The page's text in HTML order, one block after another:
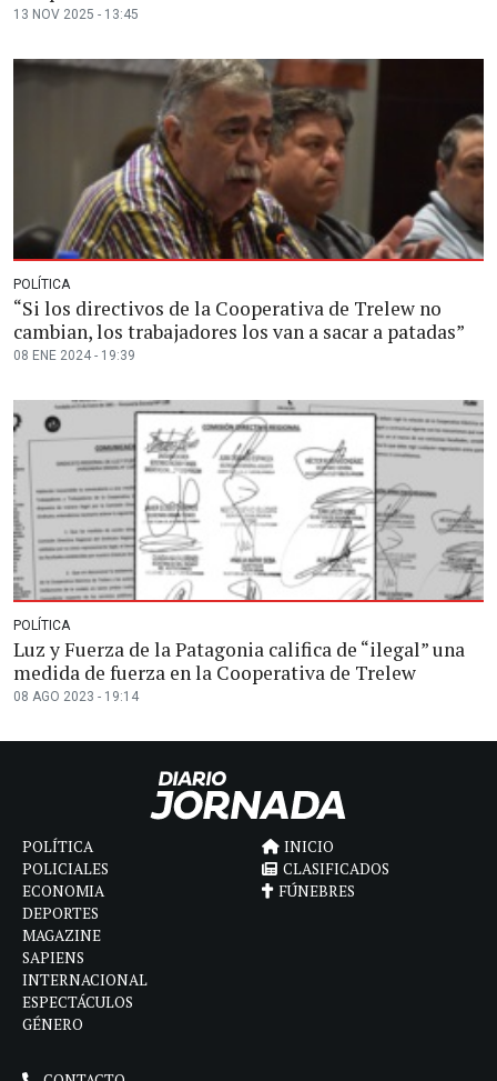
13 NOV 2025 - 13:45
POLÍTICA
“Si los directivos de la Cooperativa de Trelew no
cambian, los trabajadores los van a sacar a patadas”
08 ENE 2024 - 19:39
POLÍTICA
Luz y Fuerza de la Patagonia califica de “ilegal” una
medida de fuerza en la Cooperativa de Trelew
08 AGO 2023 - 19:14
POLÍTICA
POLICIALES
ECONOMIA
DEPORTES
MAGAZINE
SAPIENS
INTERNACIONAL
ESPECTÁCULOS
GÉNERO
INICIO
CLASIFICADOS
FÚNEBRES